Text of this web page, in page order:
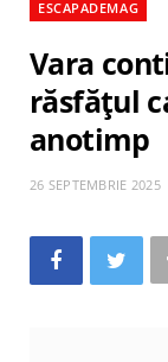
ESCAPADEMAG
Vara
răsfățul
anotimp
26 SEPTEMBRIE 2025